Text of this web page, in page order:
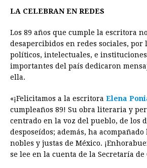
LA CELEBRAN EN REDES
Los 89 años que cumple la escritora
desapercibidos en redes sociales, por
políticos, intelectuales, e
importantes del país dedicaron
ella.
«¡Felicitamos a la escritora Elena
cumpleaños 89! Su obra literaria y
centrado en la voz del pueblo, de los
desposeídos; además, ha acompañado
nobles y justas de México.
se lee en la cuenta de la Secretaría